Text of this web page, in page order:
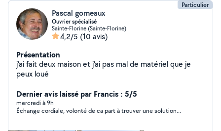
Particulier
Pascal gomeaux
Ouvrier spécialisé
Sainte-Florine (Sainte-Florine)
4,2/5 (10 avis)
Présentation
j'ai fait deux maison et j'ai pas mal de matériel que je
peux loué
Dernier avis laissé par Francis : 5/5
mercredi à 9h
Échange cordiale, volonté de ca part à trouver une solution...